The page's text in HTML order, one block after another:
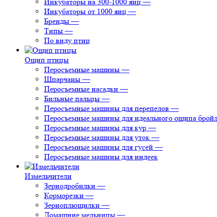
Инкубаторы от 1000 яиц —
Бренды —
Типы —
По виду птиц
Ощип птицы
Перосъемные машины —
Шпарчаны —
Перосъемные насадки —
Бильные пальцы —
Перосъемные машины для перепелов —
Перосъемные машины для идеального ощипа
Перосъемные машины для кур —
Перосъемные машины для уток —
Перосъемные машины для гусей —
Перосъемные машины для индеек
Измельчители
Зернодробилки —
Корморезки —
Зерноплющилки —
Домашние мельницы —